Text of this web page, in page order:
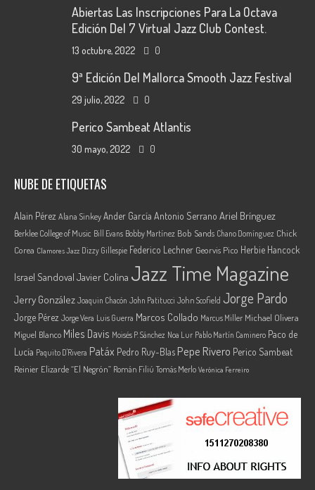
Abiertas Las Inscripciones Para La Octava
Edición Del 7 Virtual Jazz Club Contest.
13 octubre, 2022 0
9ª Edición Del Mallorca Smooth Jazz Festival
29 julio, 2022 0
Perico Sambeat Atlantis
30 mayo, 2022 0
NUBE DE ETIQUETAS
Alain Pérez Alana SinkeyAnder García Antonio Serrano Ariel Brínguez
Berklee College of Music Bill Evans Bobby Martínez Bob Sands Chano Domínguez Chick
Corea Clamores Jazz Dizzy Gillespie Federico Lechner Georvis Pico Herbie Hancock
Israel Sandoval Javier Colina Jazz Time Magazine
Jerry González Joaquin Chacón John Patitucci John Scofield Jorge Pardo
Jorge Pérez Jorge Vera Luis Guerra Marcos Collado Marcus Miller Michael Olivera
Miguel Blanco Miles Davis Moisés P. Sánchez Noa Lur Pablo Martín Caminero Paco de
Lucía Paquito D'Rivera Patáx Pedro Ruy-Blas Pepe Rivero Perico Sambeat
Reinier Elizarde “El Negrón” Román Filiú Tomás Merlo Verónica Ferreiro